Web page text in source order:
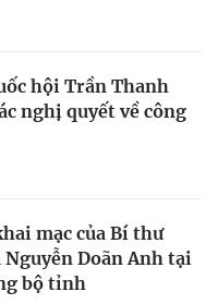
hội Trần Thanh
nghị quyết về công
mạc của Bí thư
Nguyễn Doãn Anh tại
bộ tỉnh